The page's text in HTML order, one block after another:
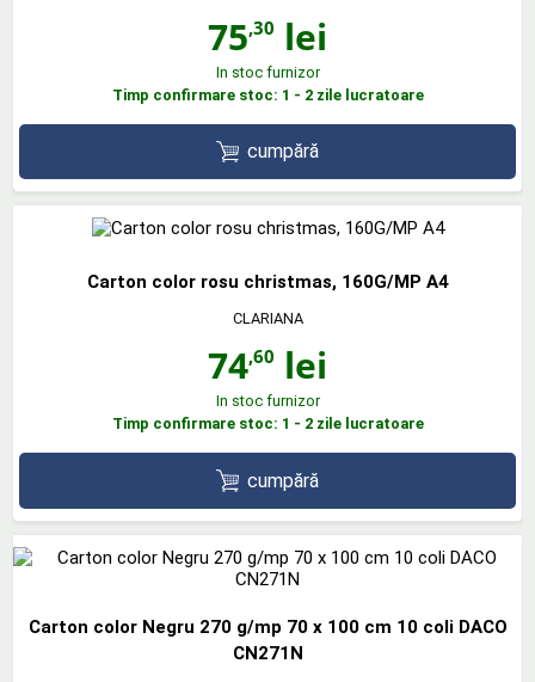
75,30 lei
In stoc furnizor
Timp confirmare stoc: 1 - 2 zile lucratoare
cumpără
Carton color rosu christmas, 160G/MP A4
CLARIANA
74,60 lei
In stoc furnizor
Timp confirmare stoc: 1 - 2 zile lucratoare
cumpără
Carton color Negru 270 g/mp 70 x 100 cm 10 coli DACO
CN271N